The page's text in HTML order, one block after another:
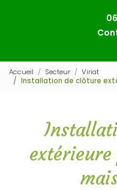
Accueil Secteur
Viriat
Installation de clôture